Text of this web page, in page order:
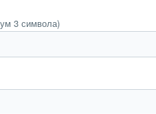
3 символа)